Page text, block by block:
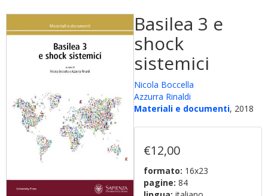
Basilea 3 e
shock
sistemici
Nicola Boccella
Azzurra Rinaldi
Materiali e documenti, 2018
€12,00
formato: 16x23
pagine: 84